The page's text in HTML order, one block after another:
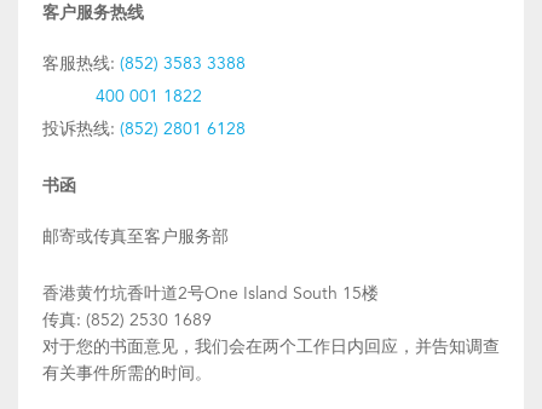
客户服务热线
客服热线: (852) 3583 3388
400 001 1822
投诉热线: (852) 2801 6128
书函
邮寄或传真至客户服务部
香港黄竹坑香叶道2号One Island South 15楼
传真: (852) 2530 1689
对于您的书面意见，我们会在两个工作日内回应，并告知调查
有关事件所需的时间。